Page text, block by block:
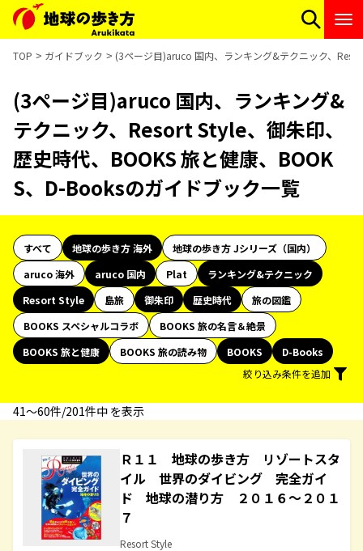
TOP ガイドブック (3ページ目)aruco 国内、ランキング&テクニック、
(3ページ目)aruco 国内、ランキング&
テクニック、Resort Style、御朱印、
歴史時代、BOOKS 旅と健康、BOOK
S、D-Booksのガイドブック一覧
すべて 地球の歩き方 海外
地球の歩き方 Jシリーズ（国内）
aruco 海外
aruco 国内 Plat
ランキング&テクニック
Resort Style
島旅 御朱印 歴史時代
旅の図鑑
BOOKS スペシャルコラボ
BOOKS 旅の名言＆絶景
BOOKS 旅と健康
BOOKS 旅の読み物 BOOKS
D-Books
絞り込み条件を追加
41〜60件/201件中 を表示
Ｒ１１ 地球の歩き方 リゾートスタ
イル 世界のダイビング 完全ガイ
ド 地球の潜り方 ２０１６～２０１
７
Resort Style